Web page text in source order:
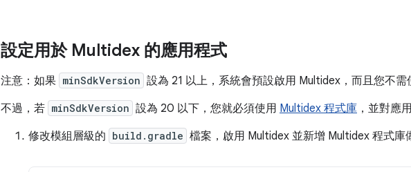
設定用於 Multidex 的應用程式
注意：如果 minSdkVersion 設為 21 以上，系統會預設啟用 Multidex，而且您不需
不過，若 minSdkVersion 設為 20 以下，您就必須使用 Multidex 程式庫 ，並對應
修改模組層級的 build.gradle 檔案，啟用 Multidex 並新增 Multidex 程式庫